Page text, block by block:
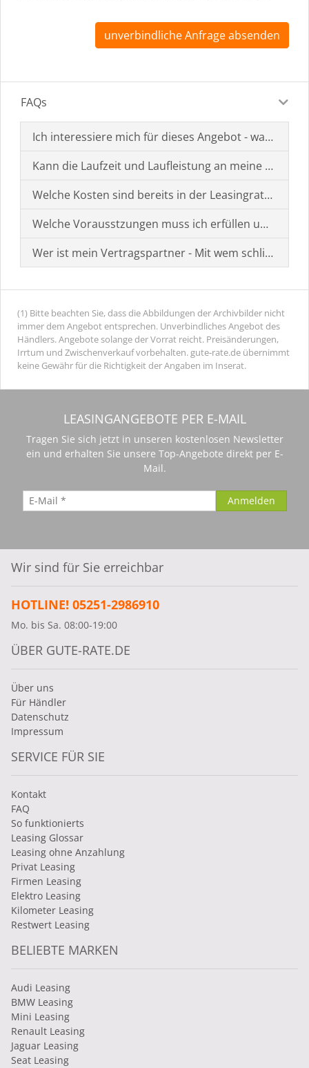
unverbindliche Anfrage absenden
FAQs
Ich interessiere mich für dieses Angebot - was muss
Kann die Laufzeit und Laufleistung an meine
Welche Kosten sind bereits in der Leasingrate
Welche Vorausstzungen muss ich erfüllen um einen
Wer ist mein Vertragspartner - Mit wem schließe ich
(1) Bitte beachten Sie, dass die Abbildungen der Archivbilder nicht
immer dem Angebot entsprechen. Unverbindliches Angebot des
Händlers. Angebote solange der Vorrat reicht. Preisänderungen,
Irrtum und Zwischenverkauf vorbehalten. gute-rate.de übernimmt
keine Gewähr für die Richtigkeit der Angaben im Inserat.
LEASINGANGEBOTE PER E-MAIL
Tragen Sie sich jetzt in unseren kostenlosen Newsletter
ein und erhalten Sie unsere Top-Angebote direkt per E-
Mail.
Wir sind für Sie erreichbar
HOTLINE! 05251-2986910
Mo. bis Sa. 08:00-19:00
ÜBER GUTE-RATE.DE
Über uns
Für Händler
Datenschutz
Impressum
SERVICE FÜR SIE
Kontakt
FAQ
So funktionierts
Leasing Glossar
Leasing ohne Anzahlung
Privat Leasing
Firmen Leasing
Elektro Leasing
Kilometer Leasing
Restwert Leasing
BELIEBTE MARKEN
Audi Leasing
BMW Leasing
Mini Leasing
Renault Leasing
Jaguar Leasing
Seat Leasing